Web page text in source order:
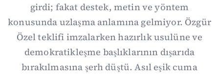
girdi; fakat destek, metin ve yöntem
konusunda uzlaşma anlamına gelmiyor. Özgür
Özel teklifi imzalarken hazırlık usulüne ve
demokratikleşme başlıklarının dışarıda
bırakılmasına şerh düştü. Asıl eşik cuma